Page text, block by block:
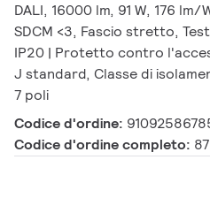
DALI, 16000 lm, 91 W, 176
SDCM <3, Fascio stretto,
IP20 | Protetto contro
J standard, Classe di
7 poli
Codice d'ordine:
Codice d'ordine completo: